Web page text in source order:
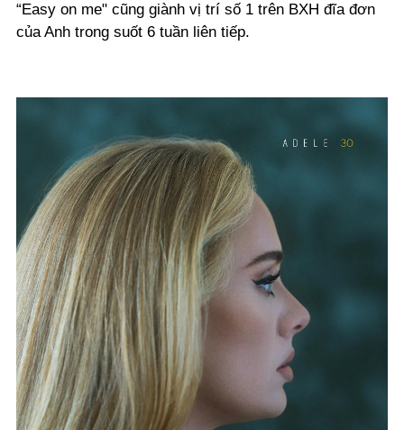
“Easy on me" cũng giành vị trí số 1 trên BXH đĩa đơn
của Anh trong suốt 6 tuần liên tiếp.